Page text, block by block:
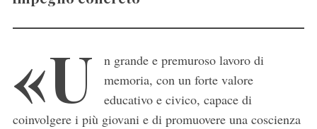
«U
n grande e premuroso lavoro di
memoria, con un forte valore
educativo e civico, capace di
coinvolgere i più giovani e di promuovere una coscienza